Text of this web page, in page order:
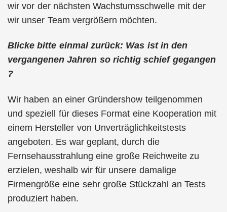
wir vor der nächsten Wachstumsschwelle mit der
wir unser Team vergrößern möchten.
Blicke bitte einmal zurück: Was ist in den
vergangenen Jahren so richtig schief gegangen
?
Wir haben an einer Gründershow teilgenommen
und speziell für dieses Format eine Kooperation mit
einem Hersteller von Unverträglichkeitstests
angeboten. Es war geplant, durch die
Fernsehausstrahlung eine große Reichweite zu
erzielen, weshalb wir für unsere damalige
Firmengröße eine sehr große Stückzahl an Tests
produziert haben.